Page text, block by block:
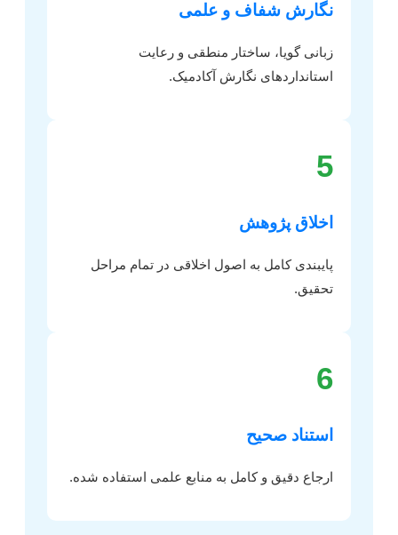
نگارش شفاف و علمی
زبانی گویا، ساختار منطقی و رعایت
استانداردهای نگارش آکادمیک.
5
اخلاق پژوهش
پایبندی کامل به اصول اخلاقی در تمام مراحل
تحقیق.
6
استناد صحیح
ارجاع دقیق و کامل به منابع علمی استفاده شده.